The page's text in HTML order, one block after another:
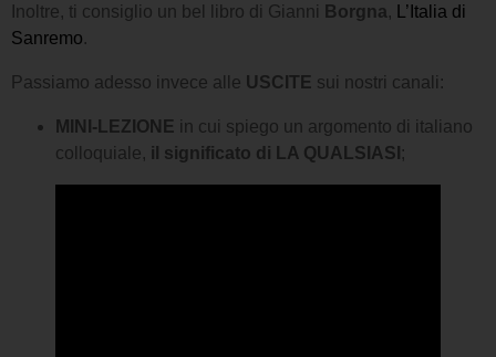
Inoltre, ti consiglio un bel libro di Gianni Borgna,
L’Italia di
Sanremo.
Passiamo adesso invece alle USCITE sui nostri canali:
MINI-LEZIONE in cui spiego un argomento di italiano
colloquiale, il significato di LA QUALSIASI ;